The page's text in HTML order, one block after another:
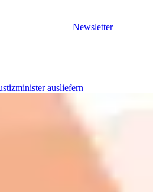
Newsletter
ausliefern